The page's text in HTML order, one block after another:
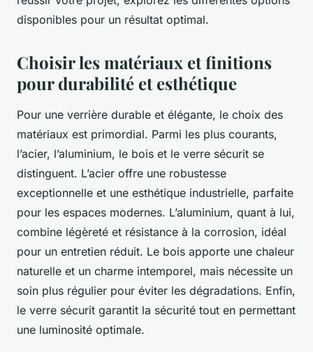
disponibles pour un résultat optimal.
Choisir les matériaux et finitions
pour durabilité et esthétique
Pour une verrière durable et élégante, le choix des
matériaux est primordial. Parmi les plus courants,
l’acier, l’aluminium, le bois et le verre sécurit se
distinguent. L’acier offre une robustesse
exceptionnelle et une esthétique industrielle, parfaite
pour les espaces modernes. L’aluminium, quant à lui,
combine légèreté et résistance à la corrosion, idéal
pour un entretien réduit. Le bois apporte une chaleur
naturelle et un charme intemporel, mais nécessite un
soin plus régulier pour éviter les dégradations. Enfin,
le verre sécurit garantit la sécurité tout en permettant
une luminosité optimale.